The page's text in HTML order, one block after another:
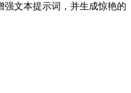
文本提示词，并生成惊艳的